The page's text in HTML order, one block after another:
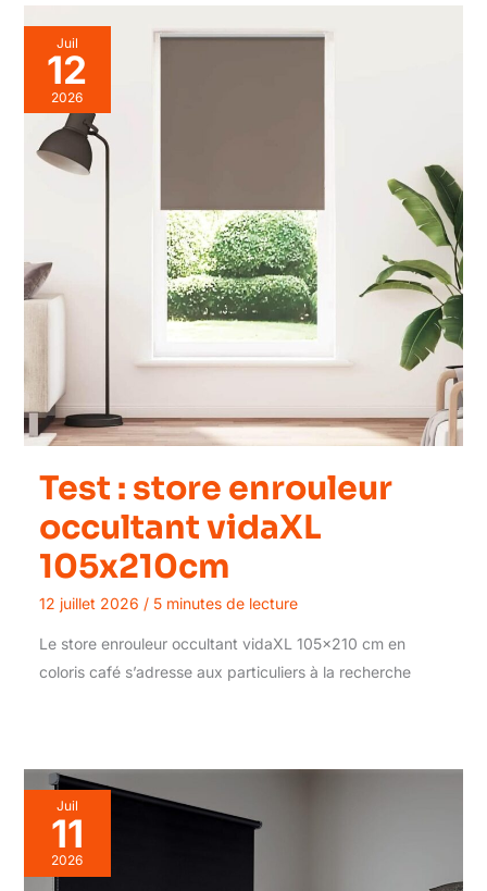
Juil
12
2026
Test : store enrouleur
occultant vidaXL
105x210cm
12 juillet 2026 / 5 minutes de lecture
Le store enrouleur occultant vidaXL 105×210 cm en
coloris café s’adresse aux particuliers à la recherche
Juil
11
2026